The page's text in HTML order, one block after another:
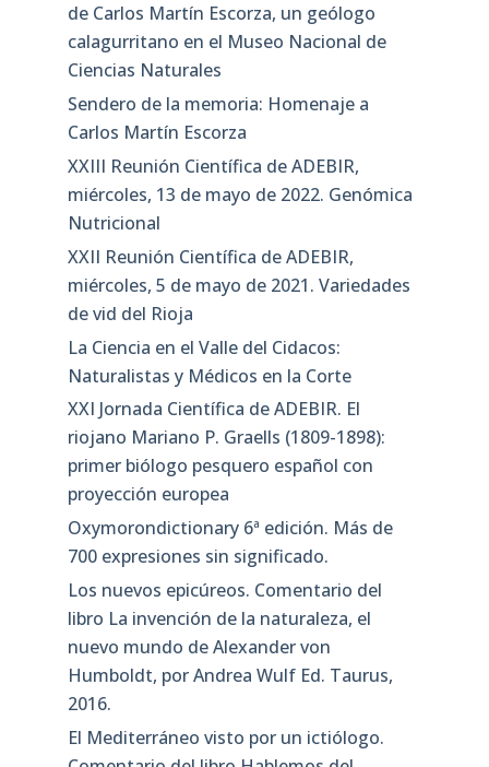
de Carlos Martín Escorza, un geólogo
calagurritano en el Museo Nacional de
Ciencias Naturales
Sendero de la memoria: Homenaje a
Carlos Martín Escorza
XXIII Reunión Científica de ADEBIR,
miércoles, 13 de mayo de 2022. Genómica
Nutricional
XXII Reunión Científica de ADEBIR,
miércoles, 5 de mayo de 2021. Variedades
de vid del Rioja
La Ciencia en el Valle del Cidacos:
Naturalistas y Médicos en la Corte
XXI Jornada Científica de ADEBIR. El
riojano Mariano P. Graells (1809-1898):
primer biólogo pesquero español con
proyección europea
Oxymorondictionary 6ª edición. Más de
700 expresiones sin significado.
Los nuevos epicúreos. Comentario del
libro La invención de la naturaleza, el
nuevo mundo de Alexander von
Humboldt, por Andrea Wulf Ed. Taurus,
2016.
El Mediterráneo visto por un ictiólogo.